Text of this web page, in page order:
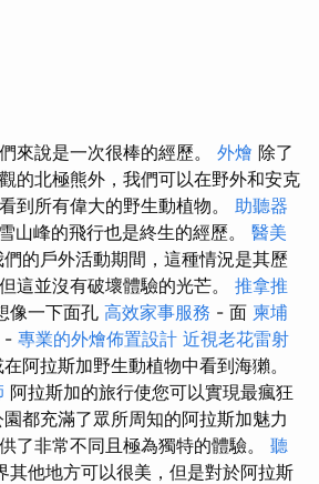
來說是一次很棒的經歷。 外燴 除了
的北極熊外，我們可以在野外和安克
到所有偉大的野生動植物。 助聽器
山峰的飛行也是終生的經歷。 醫美
的戶外活動期間，這種情況是其歷
這並沒有破壞體驗的光芒。 推拿推
像一下面孔 高效家事服務 - 面 柬埔
- 專業的外燴佈置設計 近視老花雷射
阿拉斯加野生動植物中看到海獺。
阿拉斯加的旅行使您可以實現最瘋狂
都充滿了眾所周知的阿拉斯加魅力
了非常不同且極為獨特的體驗。 聽
其他地方可以很美，但是對於阿拉斯